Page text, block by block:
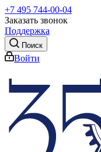
+7 495 744-00-04
Заказать звонок
Поддержка
Поиск
Войти